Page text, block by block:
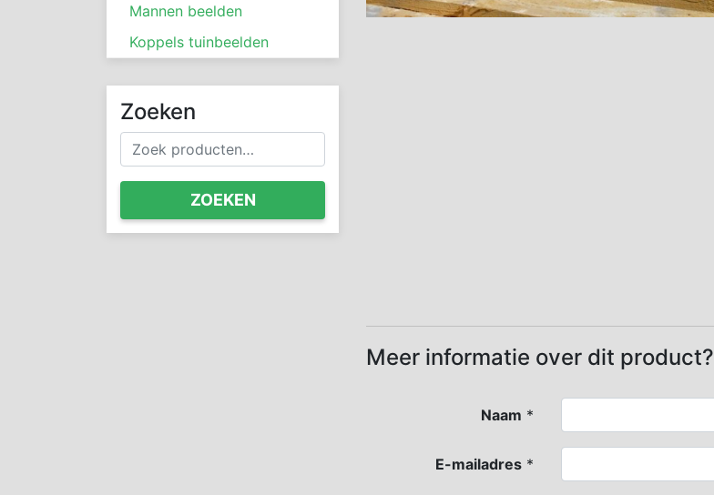
Mannen beelden
Koppels tuinbeelden
Zoeken
Zoeken
naar:
ZOEKEN
Meer informatie over dit product?
Naam *
E-mailadres*